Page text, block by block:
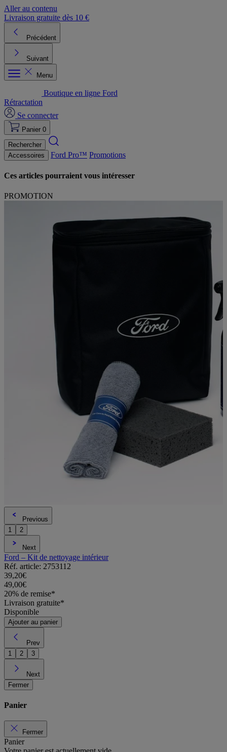
Aller au contenu
Livraison gratuite dès 10 €
Précédent
Suivant
Menu
Boutique en ligne Ford
Rétractation
Se connecter
Panier 0
Rechercher
Accessoires
Ford Pro™ Promotions
Ces articles pourraient vous intéresser
PROMOTION
Previous
1
2
Next
Ford – Kit de nettoyage intérieur
Réf. article: 2753112
39,20€
49,00€
20% de remise*
Livraison gratuite*
Disponible
Ajouter au panier
Prev
1
2 3
Next
Fermer
Panier
Fermer
Panier